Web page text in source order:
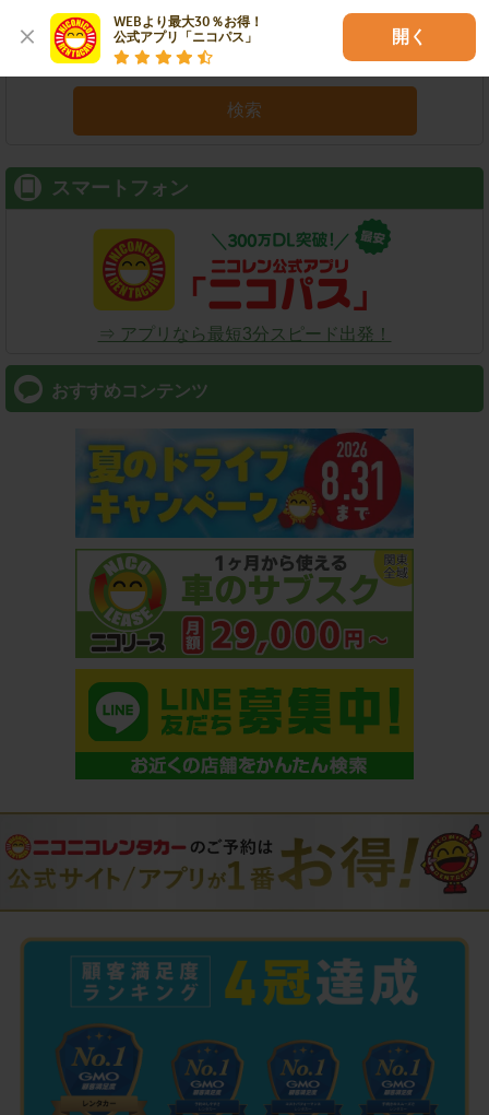
WEBより最大30％お得！
公式アプリ「ニコパス」
開く
検索
スマートフォン
⇒ アプリなら最短3分スピード出発！
おすすめコンテンツ